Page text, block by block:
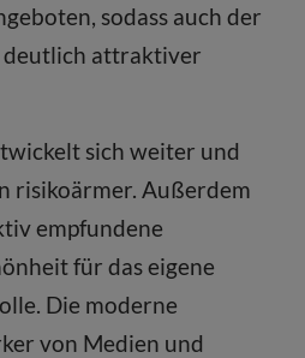
sodass auch der
deutlich attraktiver
sich weiter und
risikoärmer. Außerdem
empfundene
für das eigene
Die moderne
von Medien und